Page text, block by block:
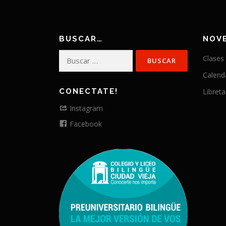
BUSCAR…
CONECTATE!
Instagram
Facebook